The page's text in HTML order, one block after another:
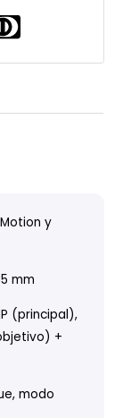
y
mm
(principal),
+
modo